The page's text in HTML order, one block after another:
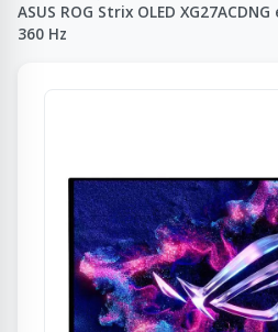
ASUS ROG Strix OLED
360 Hz